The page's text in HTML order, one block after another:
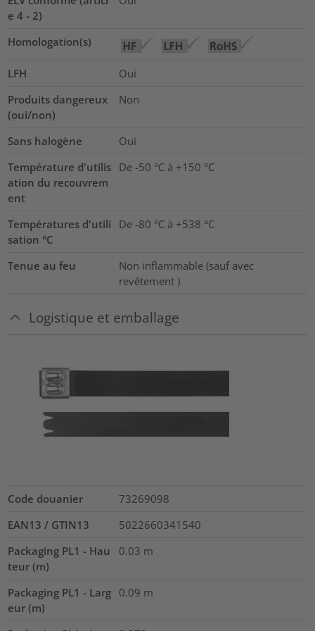
e 4 - 2)
Homologation(s)
LFH
Oui
Produits dangereux
(oui/non)
Non
Sans halogène
Oui
Température d'utilis
ation du recouvrem
ent
De -50 °C à +150 °C
Températures d'utili
sation °C
De -80 °C à +538 °C
Tenue au feu
Non inflammable (sauf avec
revêtement )
Logistique et emballage
Code douanier
73269098
EAN13 / GTIN13
5022660341540
Packaging PL1 - Hau
teur (m)
0.03 m
Packaging PL1 - Larg
eur (m)
0.09 m